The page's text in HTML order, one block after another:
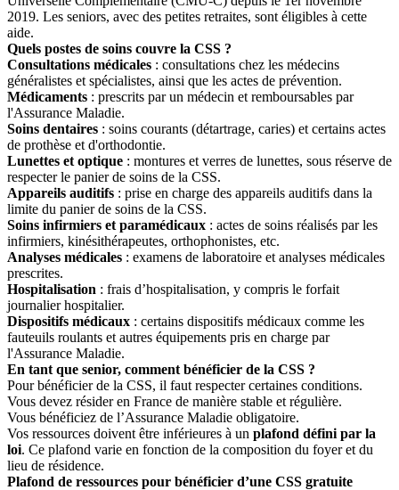
2019. Les seniors, avec des petites retraites, sont éligibles à cette
aide.
Quels postes de soins couvre la CSS ?
Consultations médicales : consultations chez les médecins
généralistes et spécialistes, ainsi que les actes de prévention.
Médicaments : prescrits par un médecin et remboursables par
l'Assurance Maladie.
Soins dentaires : soins courants (détartrage, caries) et certains actes
de prothèse et d'orthodontie.
Lunettes et optique : montures et verres de lunettes, sous réserve de
respecter le panier de soins de la CSS.
Appareils auditifs : prise en charge des appareils auditifs dans la
limite du panier de soins de la CSS.
Soins infirmiers et paramédicaux : actes de soins réalisés par les
infirmiers, kinésithérapeutes, orthophonistes, etc.
Analyses médicales : examens de laboratoire et analyses médicales
prescrites.
Hospitalisation : frais d’hospitalisation, y compris le forfait
journalier hospitalier.
Dispositifs médicaux : certains dispositifs médicaux comme les
fauteuils roulants et autres équipements pris en charge par
l'Assurance Maladie.
En tant que senior, comment bénéficier de la CSS ?
Pour bénéficier de la CSS, il faut respecter certaines conditions.
Vous devez résider en France de manière stable et régulière.
Vous bénéficiez de l’Assurance Maladie obligatoire.
Vos ressources doivent être inférieures à un plafond défini par la
loi. Ce plafond varie en fonction de la composition du foyer et du
lieu de résidence.
Plafond de ressources pour bénéficier d’une CSS gratuite